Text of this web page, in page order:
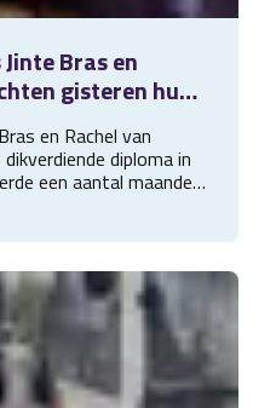
Bras en
gisteren hun
en Rachel van
diploma in
een aantal maanden
Vestigingsmanager
ons, maar was
van haar Post
dat is gelukt!
zijn super trots op